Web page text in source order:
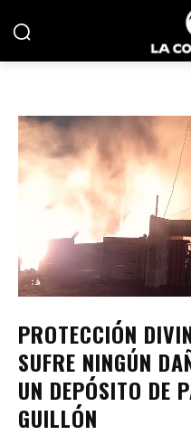
PROTECCIÓN
SUFRE NINGÚN
UN DEPÓSITO DE
GUILLÓN